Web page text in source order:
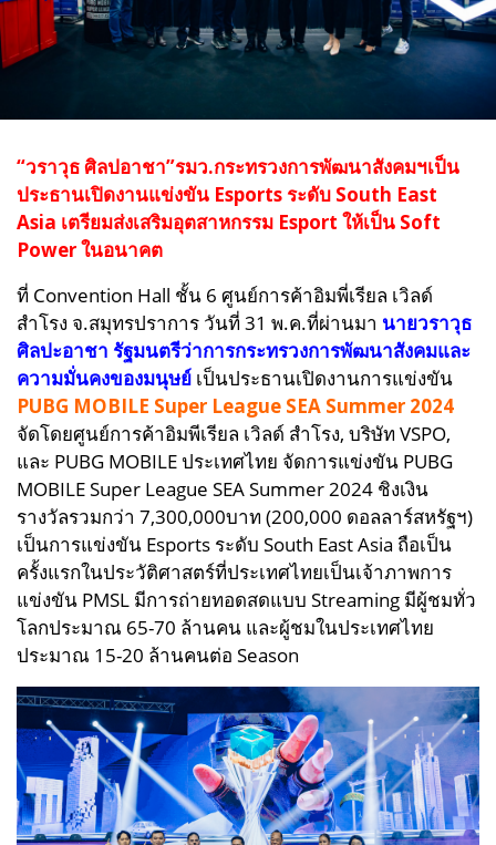
“วราวุธ ศิลปอาชา”รมว.กระทรวงการพัฒนาสังคมฯเป็น
ประธานเปิดงานแข่งขัน Esports ระดับ South East
Asia เตรียมส่งเสริมอุตสาหกรรม Esport ให้เป็น Soft
Power ในอนาคต
ที่ Convention Hall ชั้น 6 ศูนย์การค้าอิมพี่เรียล เวิลด์
สำโรง จ.สมุทรปราการ วันที่ 31 พ.ค.ที่ผ่านมา นายวราวุธ
ศิลปะอาชา รัฐมนตรีว่าการกระทรวงการพัฒนาสังคมและ
ความมั่นคงของมนุษย์ เป็นประธานเปิดงานการแข่งขัน
PUBG MOBILE Super League SEA Summer 2024
จัดโดยศูนย์การค้าอิมพีเรียล เวิลด์ สำโรง, บริษัท VSPO,
และ PUBG MOBILE ประเทศไทย จัดการแข่งขัน PUBG
MOBILE Super League SEA Summer 2024 ชิงเงิน
รางวัลรวมกว่า 7,300,000บาท (200,000 ดอลลาร์สหรัฐฯ)
เป็นการแข่งขัน Esports ระดับ South East Asia ถือเป็น
ครั้งแรกในประวัติศาสตร์ที่ประเทศไทยเป็นเจ้าภาพการ
แข่งขัน PMSL มีการถ่ายทอดสดแบบ Streaming มีผู้ชมทั่ว
โลกประมาณ 65-70 ล้านคน และผู้ชมในประเทศไทย
ประมาณ 15-20 ล้านคนต่อ Season